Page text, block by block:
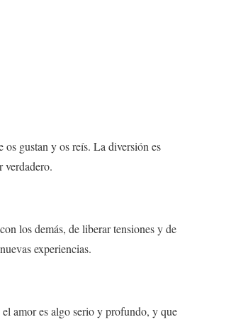
os gustan y os reís. La diversión es
verdadero.
los demás, de liberar tensiones y de
experiencias.
amor es algo serio y profundo, y que